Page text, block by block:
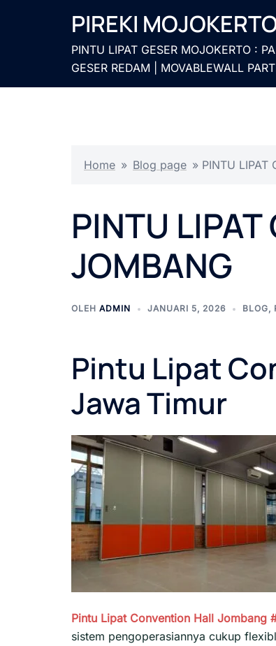
PIREKI
PINTU LIPAT GESER MOJOKERTO :
GESER REDAM | MOVABLEWALL
Home » Blog page » PINTU LIPAT
PINTU
JOMBANG
OLEH ADMIN JANUARI 5, 2026 BLOG,
Pintu Lipat
Jawa Timur
Pintu Lipat Convention Hall Jombang
sistem pengoperasiannya cukup